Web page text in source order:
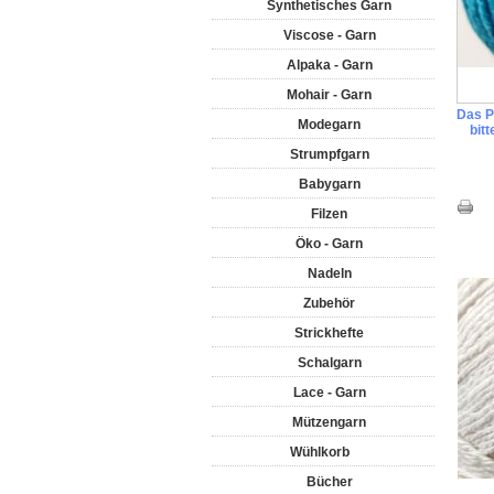
Synthetisches Garn
Viscose - Garn
Alpaka - Garn
Mohair - Garn
Modegarn
Strumpfgarn
Babygarn
Filzen
Öko - Garn
Nadeln
Zubehör
Strickhefte
Schalgarn
Lace - Garn
Mützengarn
Wühlkorb
Bücher
Das